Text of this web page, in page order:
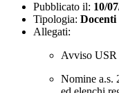
Pubblicato il: 10/
Tipologia: Docenti
Allegati:
Avviso USR
Nomine a.s.